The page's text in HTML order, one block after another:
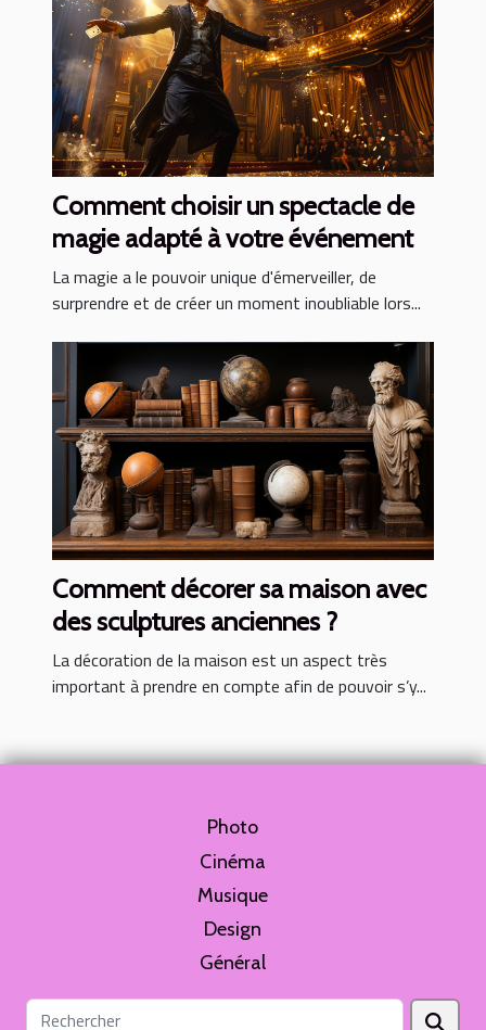
Comment choisir un spectacle de
magie adapté à votre événement
La magie a le pouvoir unique d'émerveiller, de
surprendre et de créer un moment inoubliable lors...
Comment décorer sa maison avec
des sculptures anciennes ?
La décoration de la maison est un aspect très
important à prendre en compte afin de pouvoir s’y...
Photo
Cinéma
Musique
Design
Général